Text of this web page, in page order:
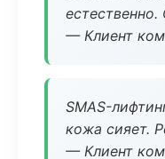
— Клиент
SMAS-
кожа сияет.
— Клиент